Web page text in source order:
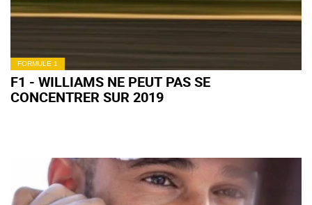
FORMULE 1
F1 - WILLIAMS NE PEUT PAS SE
CONCENTRER SUR 2019